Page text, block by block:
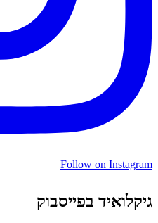
Follow on Instagram
גיקלואיד בפייסבוק